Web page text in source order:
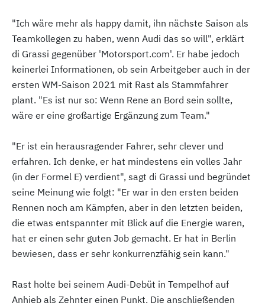
"Ich wäre mehr als happy damit, ihn nächste Saison als
Teamkollegen zu haben, wenn Audi das so will", erklärt
di Grassi gegenüber 'Motorsport.com'. Er habe jedoch
keinerlei Informationen, ob sein Arbeitgeber auch in der
ersten WM-Saison 2021 mit Rast als Stammfahrer
plant. "Es ist nur so: Wenn Rene an Bord sein sollte,
wäre er eine großartige Ergänzung zum Team."
"Er ist ein herausragender Fahrer, sehr clever und
erfahren. Ich denke, er hat mindestens ein volles Jahr
(in der Formel E) verdient", sagt di Grassi und begründet
seine Meinung wie folgt: "Er war in den ersten beiden
Rennen noch am Kämpfen, aber in den letzten beiden,
die etwas entspannter mit Blick auf die Energie waren,
hat er einen sehr guten Job gemacht. Er hat in Berlin
bewiesen, dass er sehr konkurrenzfähig sein kann."
Rast holte bei seinem Audi-Debüt in Tempelhof auf
Anhieb als Zehnter einen Punkt. Die anschließenden